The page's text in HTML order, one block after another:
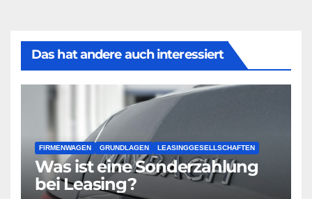
Das hat andere auch interessiert
FIRMENWAGEN GRUNDLAGEN LEASINGGESELLSCHAFTEN
Was ist eine Sonderzahlung
bei Leasing?